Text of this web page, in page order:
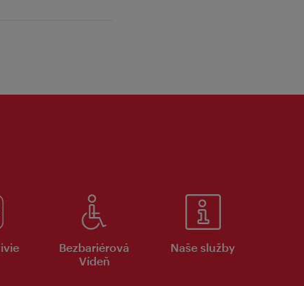
Bezbariérová
Vídeň
Naše služby